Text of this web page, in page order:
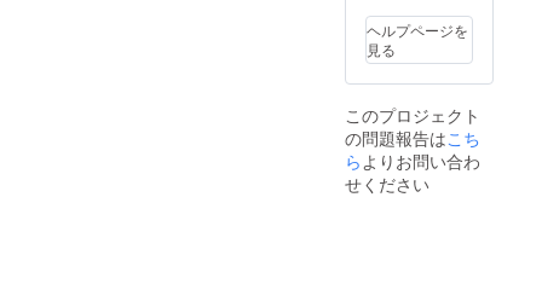
ヘルプページを
見る
このプロジェクト
の問題報告はこち
らよりお問い合わ
せください